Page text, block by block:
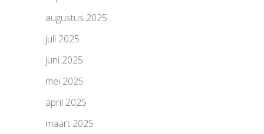
augustus 2025
juli 2025
juni 2025
mei 2025
april 2025
maart 2025